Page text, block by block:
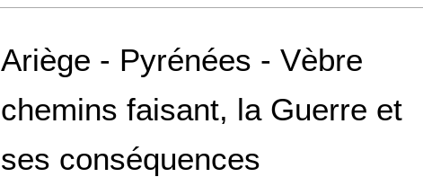
Ariège - Pyrénées - Vèbre
chemins faisant, la Guerre et
ses conséquences